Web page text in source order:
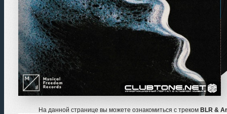
На данной странице вы можете ознакомиться с треком BLR &